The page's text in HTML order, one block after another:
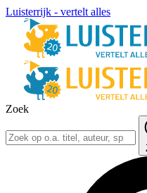
Luisterrijk - vertelt alles
Zoek